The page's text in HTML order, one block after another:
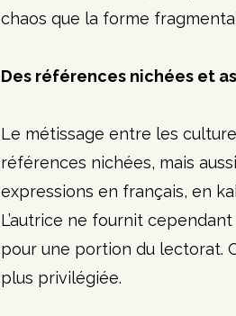
chaos que la forme
Des références nichées et
Le métissage entre les
références nichées, mais
expressions en français, en
L’autrice ne fournit
pour une portion du lectorat.
plus privilégiée.